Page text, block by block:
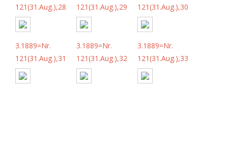
121(31.Aug.),28
121(31.Aug.),29
121(31.Aug.),30
3.1889=Nr.
121(31.Aug.),31
3.1889=Nr.
121(31.Aug.),32
3.1889=Nr.
121(31.Aug.),33